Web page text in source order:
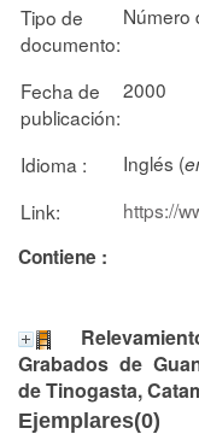
Tipo de
documento:
Número
Fecha de
publicación:
2000
Idioma : Inglés (
Link:
https://
Contiene :
Grabados de
de Tinogasta,
Ejemplares(0)